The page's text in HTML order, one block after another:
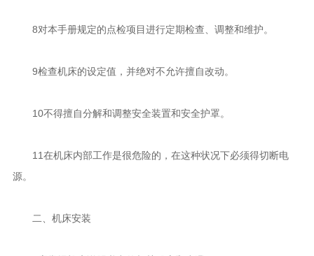
8对本手册规定的点检项目进行定期检查、调整和维护。
9检查机床的设定值，并绝对不允许擅自改动。
10不得擅自分解和调整安全装置和安全护罩。
11在机床内部工作是很危险的，在这种状况下必须得切断电
源。
二、机床安装